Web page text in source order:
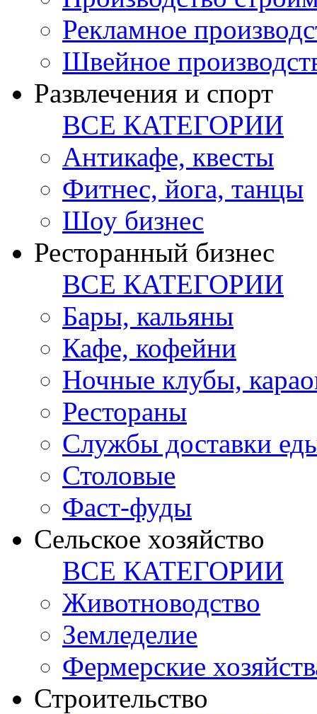
Рекламное
Швейное
Развлечения и спорт
ВСЕ КАТЕГОРИИ
Антикафе, квесты
Фитнес, йога, танцы
Шоу бизнес
Ресторанный бизнес
ВСЕ КАТЕГОРИИ
Бары, кальяны
Кафе, кофейни
Ночные клубы,
Рестораны
Службы доставки
Столовые
Фаст-фуды
Сельское хозяйство
ВСЕ КАТЕГОРИИ
Животноводство
Земледелие
Фермерские
Строительство